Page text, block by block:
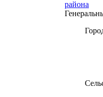
района